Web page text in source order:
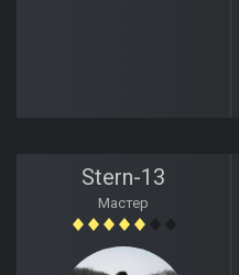
Stern-13
Мастер